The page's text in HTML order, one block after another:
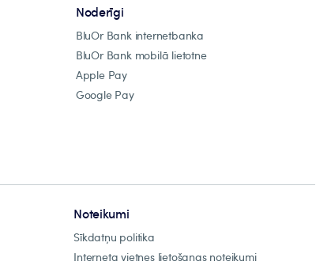
Noderīgi
BluOr Bank internetbanka
BluOr Bank mobilā lietotne
Apple Pay
Google Pay
Noteikumi
Sīkdatņu politika
Interneta vietnes lietošanas noteikumi